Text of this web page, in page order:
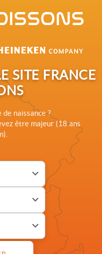
de vérification d'âge.
SITE FRANCE
naissance ?
être majeur (18 ans
Boissons